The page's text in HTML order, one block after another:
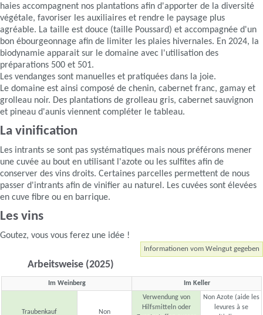
haies accompagnent nos plantations afin d'apporter de la diversité
végétale, favoriser les auxiliaires et rendre le paysage plus
agréable. La taille est douce (taille Poussard) et accompagnée d'un
bon ébourgeonnage afin de limiter les plaies hivernales. En 2024, la
biodynamie apparait sur le domaine avec l'utilisation des
préparations 500 et 501.
Les vendanges sont manuelles et pratiquées dans la joie.
Le domaine est ainsi composé de chenin, cabernet franc, gamay et
grolleau noir. Des plantations de grolleau gris, cabernet sauvignon
et pineau d'aunis viennent compléter le tableau.
La vinification
Les intrants se sont pas systématiques mais nous préférons mener
une cuvée au bout en utilisant l'azote ou les sulfites afin de
conserver des vins droits. Certaines parcelles permettent de nous
passer d'intrants afin de vinifier au naturel. Les cuvées sont élevées
en cuve fibre ou en barrique.
Les vins
Goutez, vous vous ferez une idée !
Informationen vom Weingut gegeben
Arbeitsweise (2025)
Im Weinberg Im Keller
Traubenkauf Non
Verwendung von
Hilfsmitteln oder
Non Azote (aide les
levures à se